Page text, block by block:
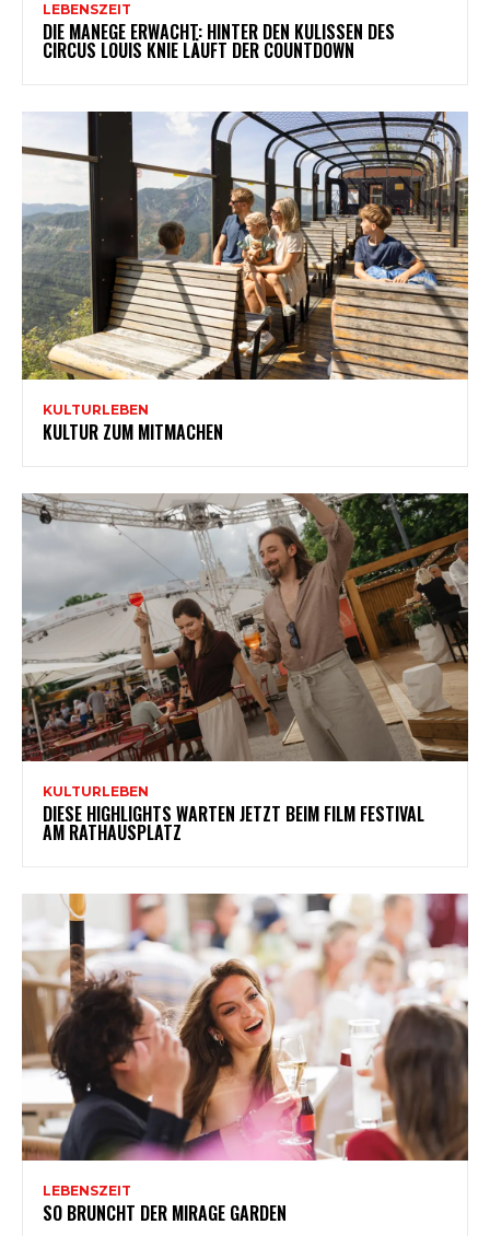
LEBENSZEIT
DIE MANEGE ERWACHT: HINTER DEN KULISSEN DES
CIRCUS LOUIS KNIE LÄUFT DER COUNTDOWN
KULTURLEBEN
KULTUR ZUM MITMACHEN
KULTURLEBEN
DIESE HIGHLIGHTS WARTEN JETZT BEIM FILM FESTIVAL
AM RATHAUSPLATZ
LEBENSZEIT
SO BRUNCHT DER MIRAGE GARDEN